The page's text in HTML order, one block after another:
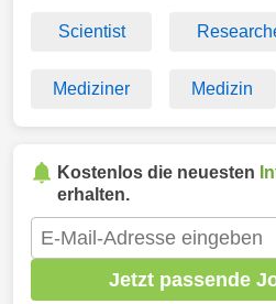
Scientist
Mediziner Medizin
Kostenlos die neuesten
erhalten.
Jetzt passende